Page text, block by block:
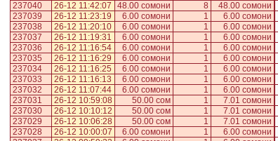
237040
26-12 11:42:07 48.00 сомони 8 48.00 сомони
237039
26-12 11:23:19 6.00 сомони 1 6.00 сомони
237038
26-12 11:20:10 6.00 сомони 1 6.00 сомони
237037
26-12 11:19:31 6.00 сомони 1 6.00 сомони
237036
26-12 11:16:54 6.00 сомони 1 6.00 сомони
237035
26-12 11:16:29 6.00 сомони 1 6.00 сомони
237034
26-12 11:16:25 6.00 сомони 1 6.00 сомони
237033
26-12 11:16:13 6.00 сомони 1 6.00 сомони
237032
26-12 11:07:44 6.00 сомони 1 6.00 сомони
237031
26-12 10:59:08 50.00 сом 1 7.01 сомони
237030
26-12 10:10:12 50.00 сом 1 7.01 сомони
237029
26-12 10:06:28 50.00 сом 1 7.01 сомони
237028
26-12 10:00:07 6.00 сомони 1 6.00 сомони